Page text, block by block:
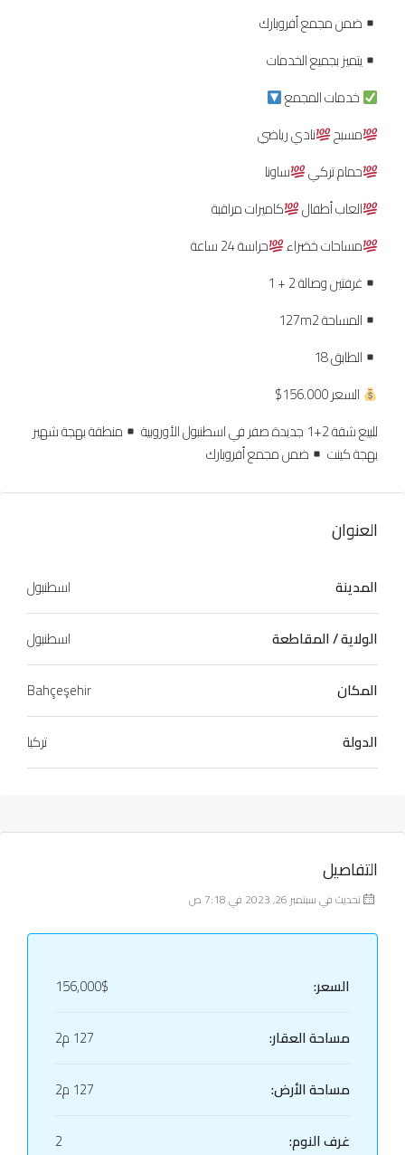
ضمن مجمع أفروبارك
يتميز بجميع الخدمات
خدمات المجمع
مسبح
نادي رياضي
حمام تركي
ساونا
العاب أطفال
كاميرات مراقبة
مساحات خضراء
حراسة 24 ساعة
غرفتين وصالة 2 + 1
المساحة 127m2
الطابق 18
السعر 156.000$
للبيع شقة 2+1 جديدة صفر في اسطنبول الأوروبية
منطقة بهجة شهير
بهجة كينت
ضمن مجمع أفروبارك
العنوان
المدينة
اسطنبول
الولاية / المقاطعة
اسطنبول
المكان
Bahçeşehir
الدولة
تركيا
التفاصيل
تحديث في سبتمبر 26, 2023 في 7:18 ص
السعر:
156,000$
مساحة العقار:
127 م2
مساحة الأرض:
127 م2
غرف النوم:
2